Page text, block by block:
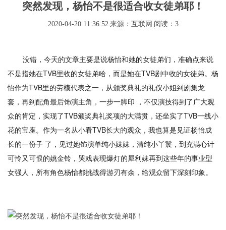
突然发现，杨怡不是很适合收女徒弟耶！
2020-04-20 11:36:52 来源：互联网 阅读：3
没错，今天的文章主要是说杨怡和她的女徒弟们，准确点来说
不是指她在TVB里收的女徒弟哈，而是她在TVB剧中收的女徒弟。杨
怡作为TVB里的劳模代表之一，从颁奖典礼的礼仪小姐到剧集龙
套，再到配角最后饰演主角，一步一脚印 ，不仅演技得到了广大观
众的肯定，实现了TVB颁奖典礼奖项的大满贯，还坐实了TVB一线小
花的宝座。作为一名从小看TVB长大的观众，我也算是见证杨怡成
长的一份子 了，见过她饰演单纯小妹妹，清纯小丫鬟，到充满心计
可怜又可恨的姚金铃，哭戏表现爆灯的犀利妹再到这些年的事业型
女强人，所有角色杨怡都挑战得游刃有余，给观众留下深刻印象。